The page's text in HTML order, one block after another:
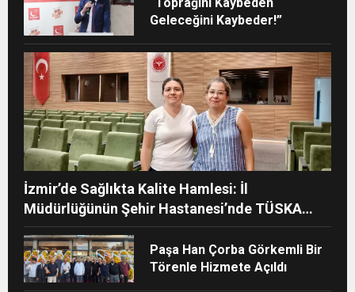
Geleceğini Kaybeder!”
İzmir’de Sağlıkta Kalite Hamlesi: İl
Müdürlüğünün Şehir Hastanesi’nde TÜSKA
adımı
Paşa Han Çorba Görkemli Bir
Törenle Hizmete Açıldı